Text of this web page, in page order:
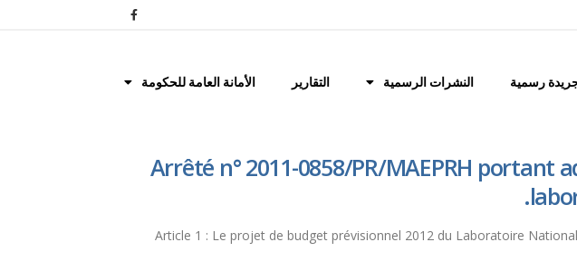
رسمية النشرات الرسمية التقارير الأمانة العامة للحكومة
Arrêté n° 2011-0858/PR/MAEPRH
Article 1 : Le projet de budget prévisionnel 2012 du Laboratoire